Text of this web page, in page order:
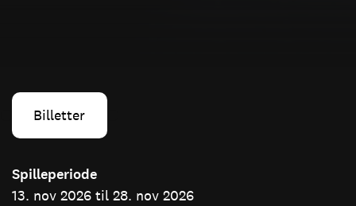
Billetter
Spilleperiode
13. nov 2026 til 28. nov 2026